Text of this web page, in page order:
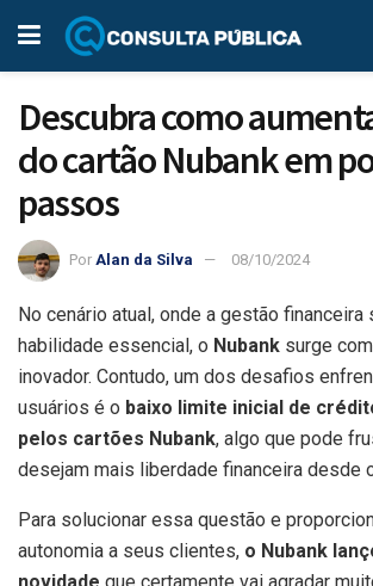
Descubra como
do cartão Nubank em
passos
Por Alan da Silva 08/10/2024
No cenário atual, onde a gestão financeira
habilidade essencial, o Nubank surge
inovador. Contudo, um dos desafios
usuários é o baixo limite inicial de
pelos cartões Nubank, algo que pode
desejam mais liberdade financeira desde
Para solucionar essa questão e
autonomia a seus clientes, o Nubank